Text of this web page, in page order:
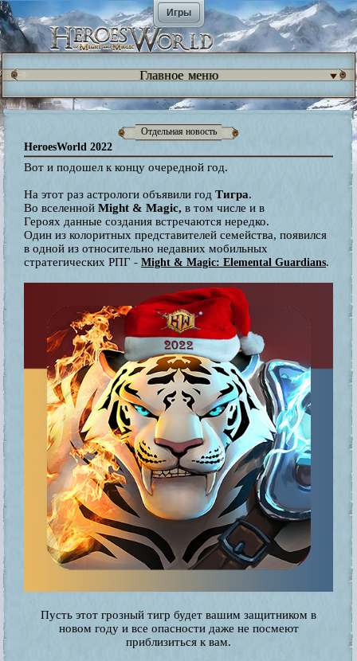
Игры
Главное меню
Отдельная новость
HeroesWorld 2022
Вот и подошел к концу очередной год.
На этот раз астрологи объявили год Тигра.
Во вселенной Might & Magic, в том числе и в
Героях данные создания встречаются нередко.
Один из колоритных представителей семейства, появился
в одной из относительно недавних мобильных
стратегических РПГ - Might & Magic: Elemental Guardians.
Пусть этот грозный тигр будет вашим защитником в
новом году и все опасности даже не посмеют
приблизиться к вам.